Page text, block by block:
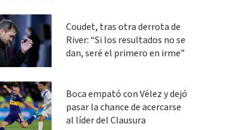
Coudet, tras otra derrota de
River: “Si los resultados no se
dan, seré el primero en irme”
Boca empató con Vélez y dejó
pasar la chance de acercarse
al líder del Clausura